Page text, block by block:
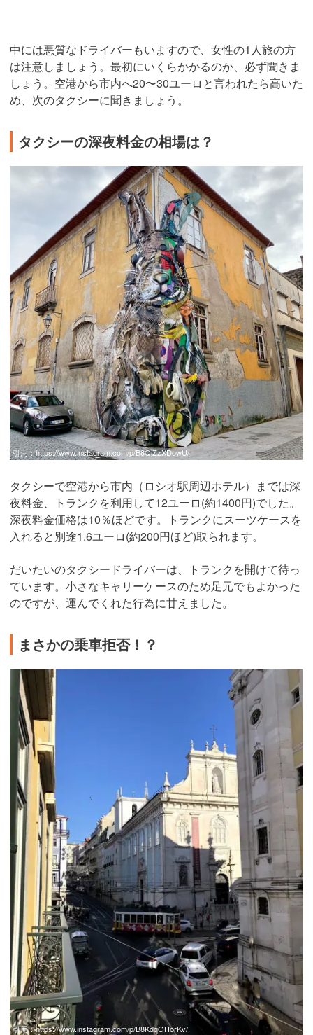
中には悪質なドライバーもいますので、女性の1人旅の方
は注意しましょう。最初にいくらかかるのか、必ず聞きま
しょう。空港から市内へ20〜30ユーロと言われたら高いた
め、次のタクシーに聞きましょう。
タクシーの深夜料金の相場は？
引用：https://www.instagram.com/p/B8QjZzXDowU/
タクシーで空港から市内（ロシオ駅周辺ホテル）までは深
夜料金、トランクを利用して12ユーロ(約1400円)でした。
深夜料金価格は10％ほどです。トランクにスーツケースを
入れると別途1.6ユーロ(約200円ほど)取られます。
だいたいのタクシードライバーは、トランクを開けて待っ
ています。小さなキャリーケースのため足元でもよかった
のですが、運んでくれた行為に甘えました。
まさかの乗車拒否！？
引用：https://www.instagram.com/p/B8KdqOHorKv/